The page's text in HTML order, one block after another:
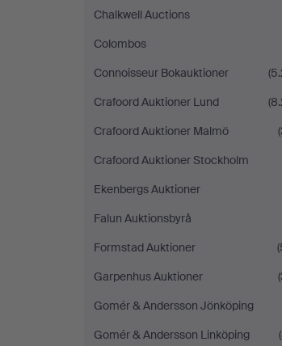
Chalkwell Auctions
Colombos
Connoisseur Bokauktioner
Crafoord Auktioner Lund
Crafoord Auktioner Malmö
Crafoord Auktioner Stockholm
Ekenbergs Auktioner
Falun Auktionsbyrå
Formstad Auktioner
Garpenhus Auktioner
Gomér & Andersson Jönköping
Gomér & Andersson Linköping